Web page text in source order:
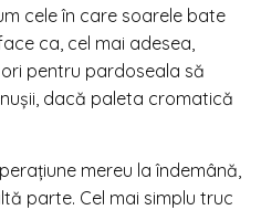
cele în care soarele bate
ca, cel mai adesea,
pentru pardoseala să
dacă paleta cromatică
mereu la îndemână,
parte. Cel mai simplu truc